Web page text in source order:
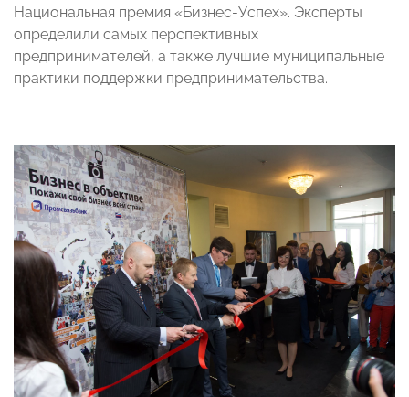
Национальная премия «Бизнес-Успех». Эксперты
определили самых перспективных
предпринимателей, а также лучшие муниципальные
практики поддержки предпринимательства.